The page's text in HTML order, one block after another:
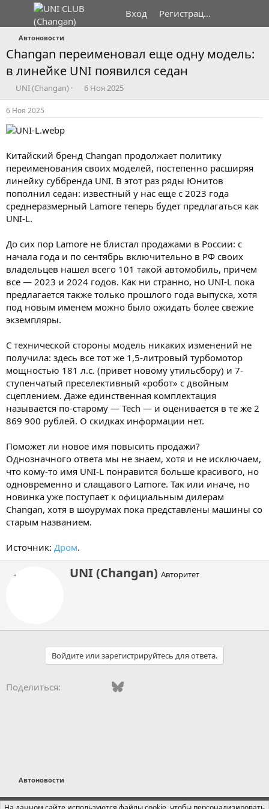
Вход Регистрация
Автоновости
Changan переименовал еще одну модель:
в линейке UNI появился седан
А
в
т
о
р
е
ы
UNI (Changan)
Д
а
а
ч
л
а
6 Ноя 2025
6 Ноя 2025
Китайский бренд Changan продолжает политику
переименования своих моделей, постепенно расширяя
линейку суббренда UNI. В этот раз ряды Юнитов
пополнил седан: известный у нас еще с 2023 года
среднеразмерный Lamore теперь будет предлагаться как
UNI-L.
До сих пор Lamore не блистал продажами в России: с
начала года и по сентябрь включительно в РФ своих
владельцев нашел всего 101 такой автомобиль, причем
все — 2023 и 2024 годов. Как ни странно, но UNI-L пока
предлагается также только прошлого года выпуска, хотя
под новым именем можно было ожидать более свежие
экземпляры.
С технической стороны модель никаких изменений не
получила: здесь все тот же 1,5-литровый турбомотор
мощностью 181 л.с. (привет новому утильсбору) и 7-
ступенчатый преселективный «робот» с двойным
сцеплением. Даже единственная комплектация
называется по-старому — Tech — и оценивается в те же 2
869 900 рублей. О скидках информации нет.
Поможет ли новое имя повысить продажи?
Однозначного ответа мы не знаем, хотя и не исключаем,
что кому-то имя UNI-L понравится больше красивого, но
одновременно и слащавого Lamore. Так или иначе, но
новинка уже поступает к официальным дилерам
Changan, хотя в шоурумах пока представлены машины со
старым названием.
Источник: Дром.
А
в
UNI (Changan) Авторитет
Войдите или зарегистрируйтесь для ответа.
Поделиться: Vkontakte
FacebookBluesky
Автоновости
Russian (RU)